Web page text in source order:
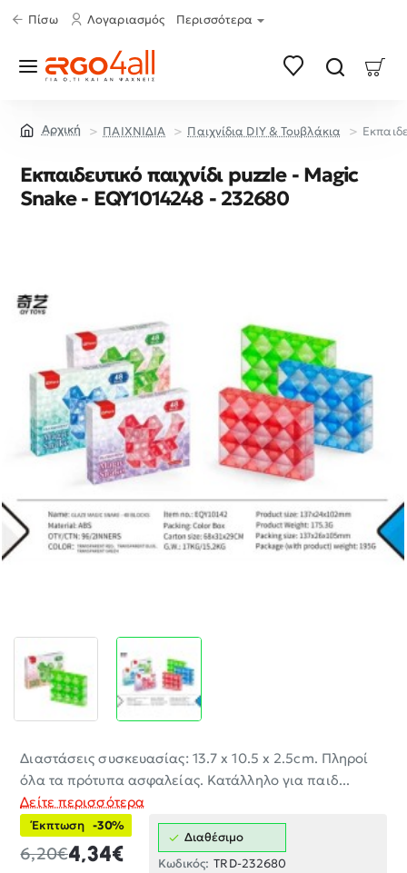
Πίσω Λογαριασμός Περισσότερα
ΠΑΙΧΝΙΔΙΑ Παιχνίδια DIY & Τουβλάκια
Εκπαιδευτικό παιχνίδι puzzle - Magic
Snake - EQY1014248 - 232680
Διαστάσεις συσκευασίας: 13.7 x 10.5 x 2.5cm. Πληροί
όλα τα πρότυπα ασφαλείας. Κατάλληλο για παιδ...
Δείτε περισσότερα
Έκπτωση -30%
4,34€
6,20€
Διαθέσιμο
Κωδικός: TRD-232680